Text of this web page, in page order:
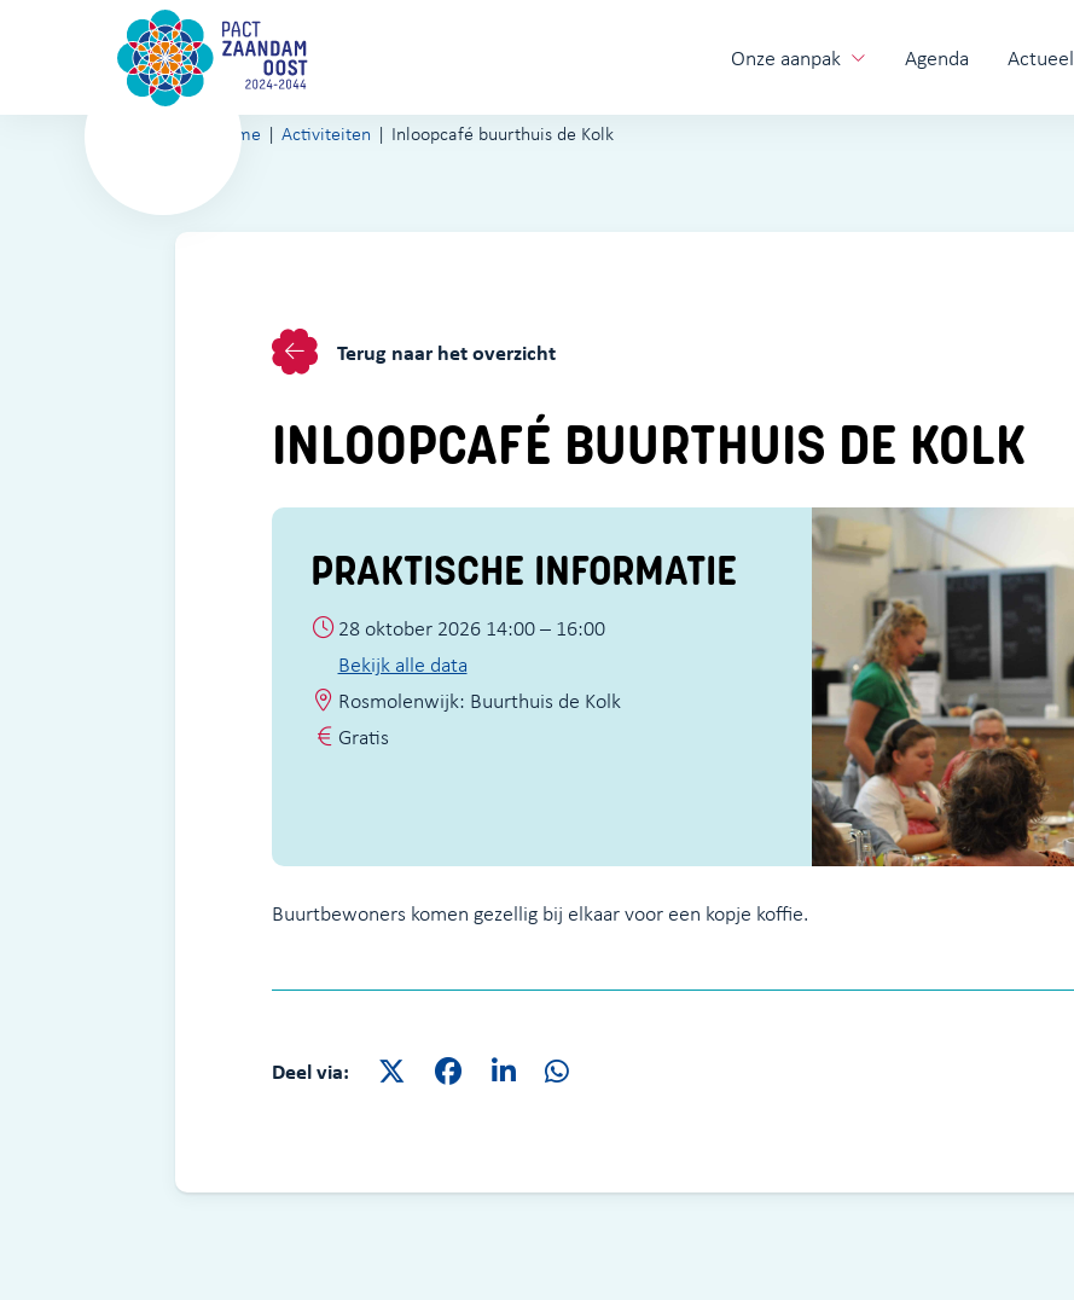
Onze aanpak Agenda Actueel
Home Activiteiten Inloopcafé buurthuis de Kolk
Terug naar het overzicht
INLOOPCAFÉ BUURTHUIS DE KOLK
PRAKTISCHE INFORMATIE
28 oktober 2026 14:00 – 16:00
Bekijk alle data
Rosmolenwijk: Buurthuis de Kolk
Gratis
Buurtbewoners komen gezellig bij elkaar voor een kopje koffie.
Deel via: